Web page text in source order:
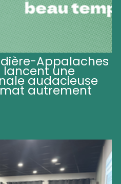
Appalaches
lancent une
audacieuse
autrement